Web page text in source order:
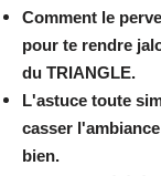
Comment le
pour te rendre
du TRIANGLE.
L'astuce toute
casser
bien.